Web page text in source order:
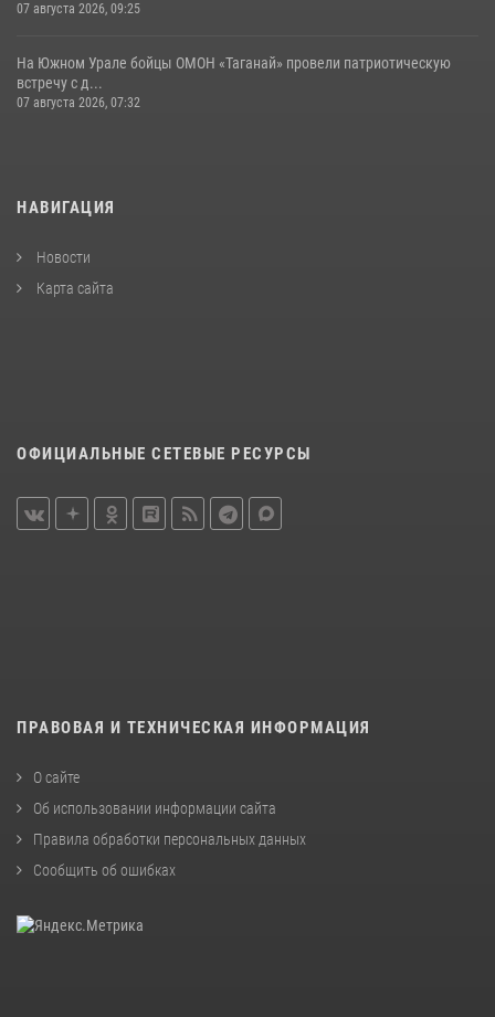
07 августа 2026, 09:25
На Южном Урале бойцы ОМОН «Таганай» провели патриотическую
встречу с д...
07 августа 2026, 07:32
НАВИГАЦИЯ
Новости
Карта сайта
ОФИЦИАЛЬНЫЕ СЕТЕВЫЕ РЕСУРСЫ
ПРАВОВАЯ И ТЕХНИЧЕСКАЯ ИНФОРМАЦИЯ
О сайте
Об использовании информации сайта
Правила обработки персональных данных
Сообщить об ошибках